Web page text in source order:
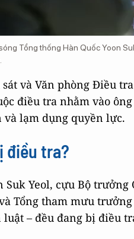
Tổng thống Hàn Quốc Yoon
và Văn phòng Điều
điều tra nhằm vào
và lạm dụng quyền lực.
điều tra?
Suk Yeol, cựu Bộ
Tổng tham mưu
– đều đang bị điều